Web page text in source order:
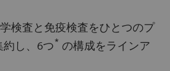
検査と免疫検査をひとつのプ
約し、6つ* の構成をラインア